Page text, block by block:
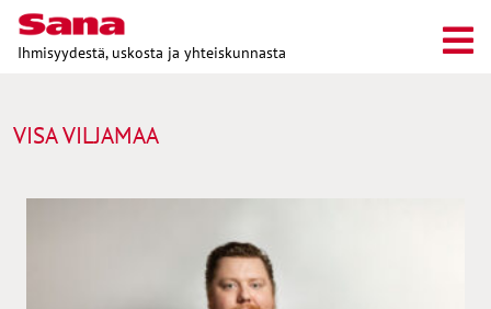
Ihmisyydestä, uskosta ja yhteiskunnasta
VISA VILJAMAA